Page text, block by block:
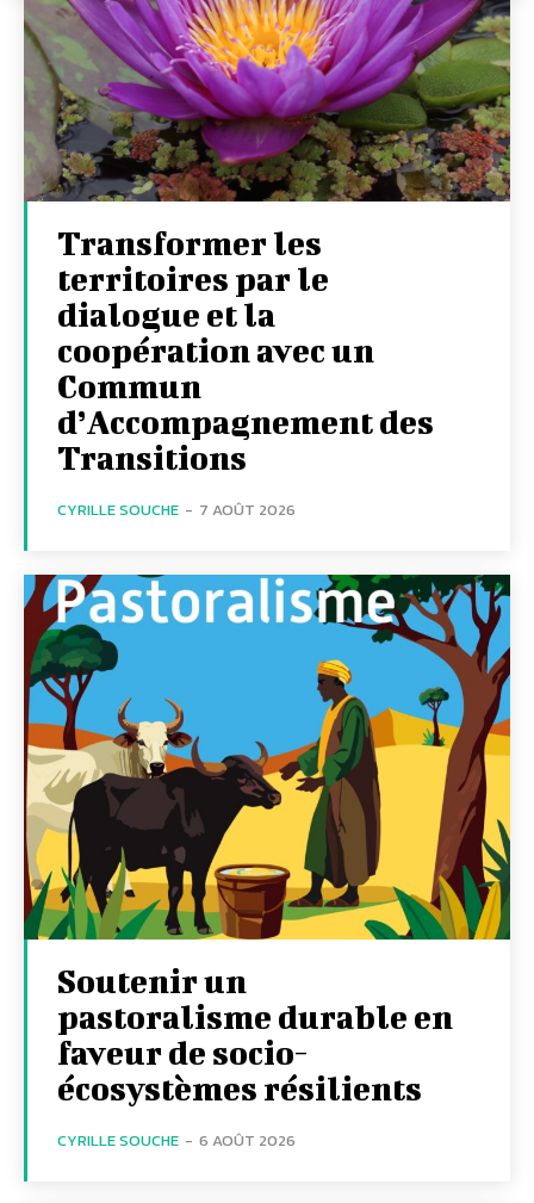
Transformer les
territoires par le
dialogue et la
coopération avec un
Commun
d’Accompagnement des
Transitions
CYRILLE SOUCHE - 7 AOÛT 2026
Soutenir un
pastoralisme durable en
faveur de socio-
écosystèmes résilients
CYRILLE SOUCHE - 6 AOÛT 2026